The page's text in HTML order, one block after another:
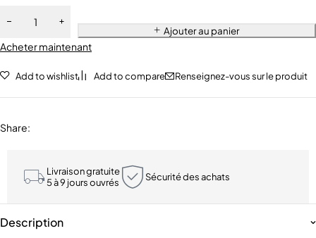
Ajouter au panier
Acheter maintenant
Add to wishlist Add to compare Renseignez-vous sur le produit
Share:
Livraison gratuite
5 à 9 jours ouvrés
Sécurité des achats
Description